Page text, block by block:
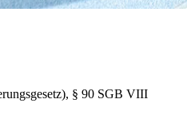
§ 90 SGB VIII